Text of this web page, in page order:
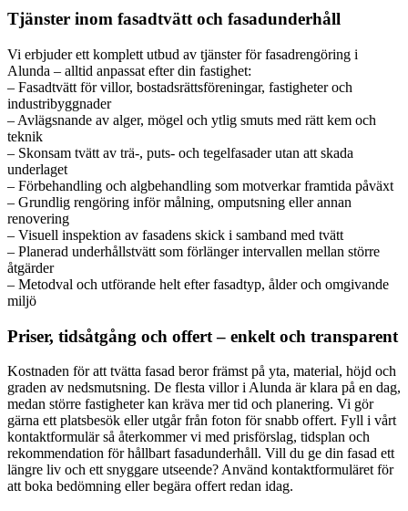
Tjänster inom fasadtvätt och fasadunderhåll
Vi erbjuder ett komplett utbud av tjänster för fasadrengöring i
Alunda – alltid anpassat efter din fastighet:
– Fasadtvätt för villor, bostadsrättsföreningar, fastigheter och
industribyggnader
– Avlägsnande av alger, mögel och ytlig smuts med rätt kem och
teknik
– Skonsam tvätt av trä-, puts- och tegelfasader utan att skada
underlaget
– Förbehandling och algbehandling som motverkar framtida påväxt
– Grundlig rengöring inför målning, omputsning eller annan
renovering
– Visuell inspektion av fasadens skick i samband med tvätt
– Planerad underhållstvätt som förlänger intervallen mellan större
åtgärder
– Metodval och utförande helt efter fasadtyp, ålder och omgivande
miljö
Priser, tidsåtgång och offert – enkelt och transparent
Kostnaden för att tvätta fasad beror främst på yta, material, höjd och
graden av nedsmutsning. De flesta villor i Alunda är klara på en dag,
medan större fastigheter kan kräva mer tid och planering. Vi gör
gärna ett platsbesök eller utgår från foton för snabb offert. Fyll i vårt
kontaktformulär så återkommer vi med prisförslag, tidsplan och
rekommendation för hållbart fasadunderhåll. Vill du ge din fasad ett
längre liv och ett snyggare utseende? Använd kontaktformuläret för
att boka bedömning eller begära offert redan idag.